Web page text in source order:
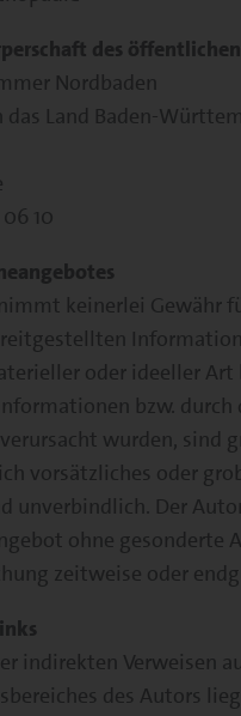
des
Nordbaden
das Land Baden-
10
keinerlei Gewähr
oder ideeller
bzw.
wurden, sind
vorsätzliches oder
unverbindlich. Der
ohne gesonderte
zeitweise oder
indirekten Verweisen
des Autors